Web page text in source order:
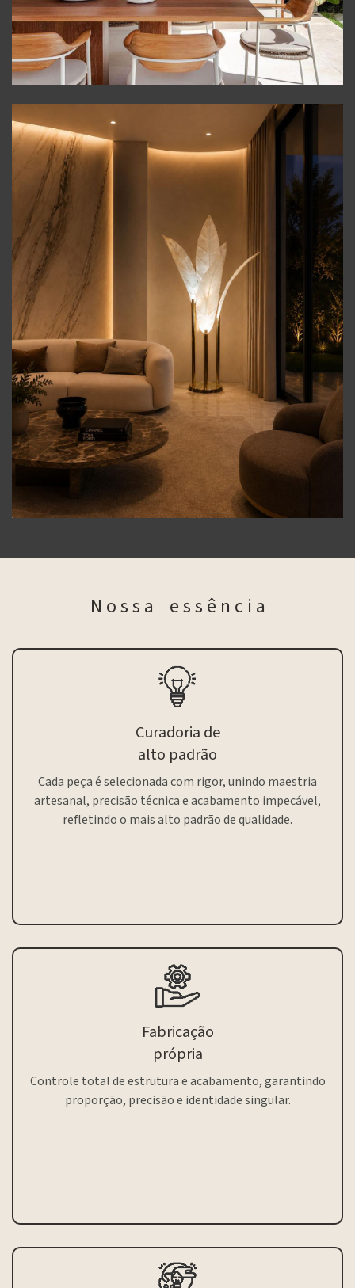
N o s s a e s s ê n c i a
Curadoria de
alto padrão
Cada peça é selecionada com rigor, unindo maestria
artesanal, precisão técnica e acabamento impecável,
refletindo o mais alto padrão de qualidade.
Fabricação
própria
Controle total de estrutura e acabamento, garantindo
proporção, precisão e identidade singular.